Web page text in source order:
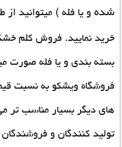
شدهو یا فله ) میتوانید
خرید نمایید.فروش کلم
بسته بندی و یا فله صورت
فروشگاه ویشکو به
های دیگر بسیار مناسب تر
تولید کنندگان و